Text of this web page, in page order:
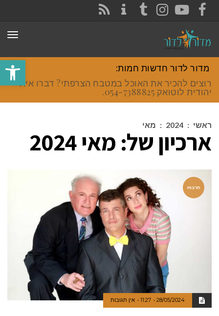
פתח
FACEBOOK
YOUTUBE
INSTAGRAM
TUMBLR
מדור לדור חדשות חמות:
רוצים להכיר את האוכל במטבח הצרפתי? דברו איתי
יהודית לוטואק 054-7388825.
ראשי :
2024
: מאי
ארכיון של: מאי 2024
תרבות
28/05/2024
11:27 אין תגובות